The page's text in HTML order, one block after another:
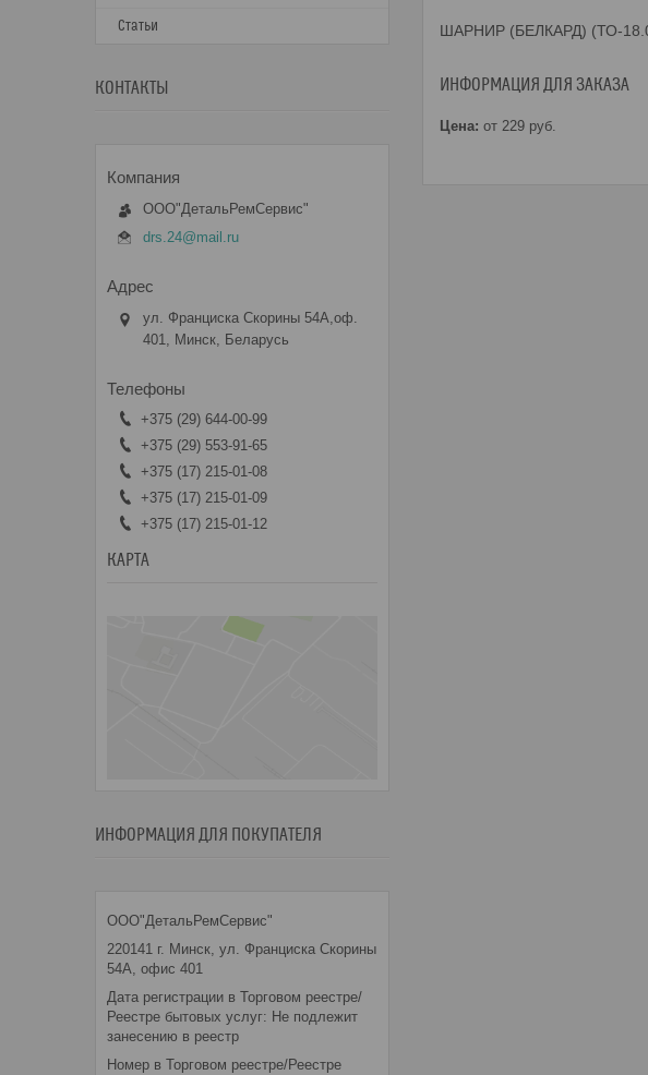
ШАРНИР (БЕЛКАРД) (ТО-
ИНФОРМАЦИЯ ДЛЯ ЗАКАЗА
Цена: от 229 руб.
Статьи
КОНТАКТЫ
ООО"ДетальРемСервис"
drs.24@mail.ru
ул. Франциска Скорины 54А,оф.
401, Минск, Беларусь
+375 (29) 644-00-99
+375 (29) 553-91-65
+375 (17) 215-01-08
+375 (17) 215-01-09
+375 (17) 215-01-12
КАРТА
ИНФОРМАЦИЯ ДЛЯ ПОКУПАТЕЛЯ
ООО"ДетальРемСервис"
220141 г. Минск, ул. Франциска Скорины
54А, офис 401
Дата регистрации в Торговом реестре/
Реестре бытовых услуг: Не подлежит
занесению в реестр
Номер в Торговом реестре/Реестре